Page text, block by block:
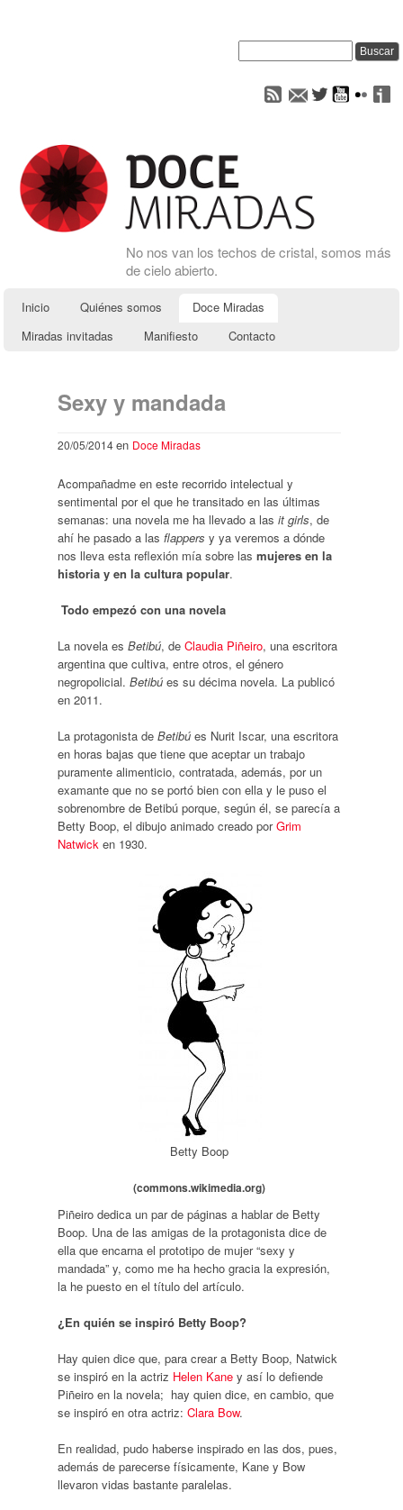
No nos van los techos de cristal, somos más
de cielo abierto.
Inicio Quiénes somos
Doce Miradas
Miradas invitadas
Manifiesto Contacto
Sexy y mandada
20/05/2014en Doce Miradas
Acompañadme en este recorrido intelectual y
sentimental por el que he transitado en las últimas
semanas: una novela me ha llevado a las it girls, de
ahí he pasado a las flappers y ya veremos a dónde
nos lleva esta reflexión mía sobre las mujeres en la
historia y en la cultura popular.
Todo empezó con una novela
La novela es Betibú, de Claudia Piñeiro, una escritora
argentina que cultiva, entre otros, el género
negropolicial. Betibúes su décima novela. La publicó
en 2011.
La protagonista de Betibúes Nurit Iscar, una escritora
en horas bajas que tiene que aceptar un trabajo
puramente alimenticio, contratada, además, por un
examante que no se portó bien con ella y le puso el
sobrenombre de Betibú porque, según él, se parecía a
Betty Boop, el dibujo animado creado porGrim
Natwicken 1930.
Betty Boop
(commons.wikimedia.org)
Piñeiro dedica un par de páginas a hablar de Betty
Boop. Una de las amigas de la protagonista dice de
ella que encarna el prototipo de mujer “sexy y
mandada” y, como me ha hecho gracia la expresión,
la he puesto en el título del artículo.
¿En quién se inspiró Betty Boop?
Hay quien dice que, para crear a Betty Boop, Natwick
se inspiró en la actriz Helen Kaney así lo defiende
Piñeiro en la novela; hay quien dice, en cambio, que
se inspiró en otra actriz: Clara Bow.
En realidad, pudo haberse inspirado en las dos, pues,
además de parecerse físicamente, Kane y Bow
llevaron vidas bastante paralelas.